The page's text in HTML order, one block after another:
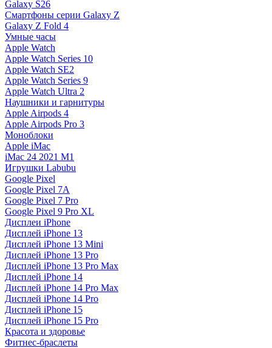
Galaxy S26
Смартфоны серии Galaxy Z
Galaxy Z Fold 4
Умные часы
Apple Watch
Apple Watch Series 10
Apple Watch SE2
Apple Watch Series 9
Apple Watch Ultra 2
Наушники и гарнитуры
Apple Airpods 4
Apple Airpods Pro 3
Моноблоки
Apple iMac
iMac 24 2021 M1
Игрушки Labubu
Google Pixel
Google Pixel 7А
Google Pixel 7 Pro
Google Pixel 9 Pro XL
Дисплеи iPhone
Дисплей iPhone 13
Дисплей iPhone 13 Mini
Дисплей iPhone 13 Pro
Дисплей iPhone 13 Pro Max
Дисплей iPhone 14
Дисплей iPhone 14 Pro Max
Дисплей iPhone 14 Pro
Дисплей iPhone 15
Дисплей iPhone 15 Pro
Красота и здоровье
Фитнес-браслеты